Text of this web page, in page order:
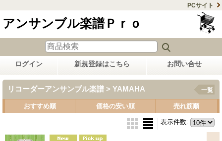
PCサイト
アンサンブル楽譜Ｐｒｏ
ログイン 新規登録はこちら お問い合せ
リコーダーアンサンブル楽譜 > YAMAHA 一覧
おすすめ順 価格の安い順 売れ筋順
表示件数: